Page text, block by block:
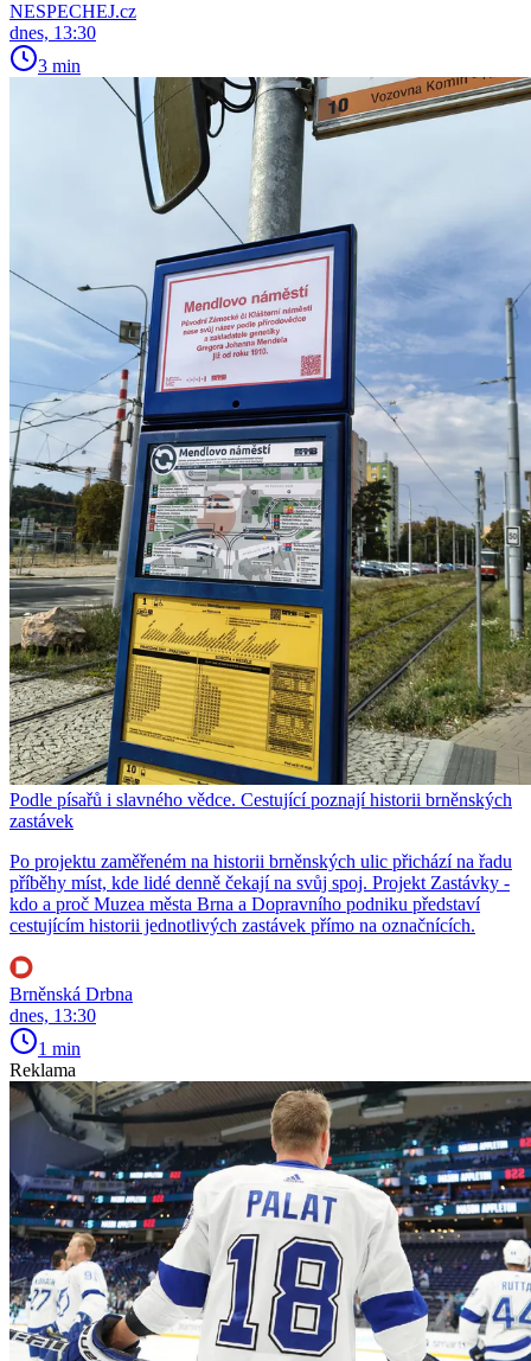
NESPECHEJ.cz
dnes, 13:30
3 min
Podle písařů i slavného vědce. Cestující poznají historii brněnských
zastávek
Po projektu zaměřeném na historii brněnských ulic přichází na řadu
příběhy míst, kde lidé denně čekají na svůj spoj. Projekt Zastávky -
kdo a proč Muzea města Brna a Dopravního podniku představí
cestujícím historii jednotlivých zastávek přímo na označnících.
Brněnská Drbna
dnes, 13:30
1 min
Reklama